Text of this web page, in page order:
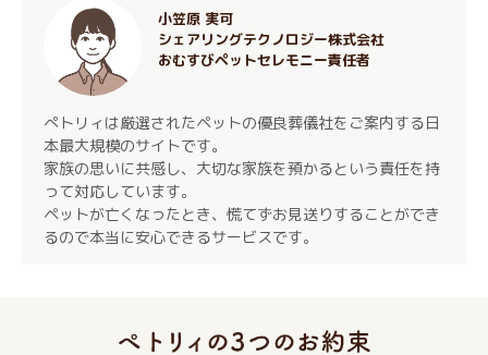
小笠原 実可
シェアリングテクノロジー株式会社
おむすびペットセレモニー責任者
ぺトリィは厳選されたペットの優良葬儀社をご案内する日
本最大規模のサイトです。
家族の思いに共感し、大切な家族を預かるという責任を持
って対応しています。
ペットが亡くなったとき、慌てずお見送りすることができ
るので本当に安心できるサービスです。